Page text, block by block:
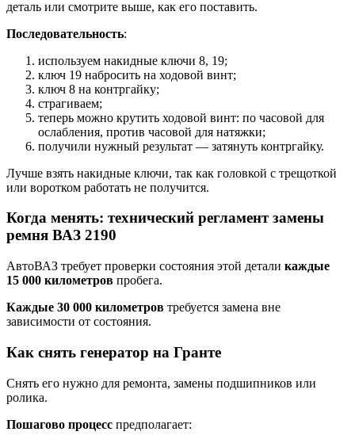
деталь или смотрите выше, как его поставить.
Последовательность:
используем накидные ключи 8, 19;
ключ 19 набросить на ходовой винт;
ключ 8 на контргайку;
страгиваем;
теперь можно крутить ходовой винт: по часовой для
ослабления, против часовой для натяжки;
получили нужный результат — затянуть контргайку.
Лучше взять накидные ключи, так как головкой с трещоткой
или воротком работать не получится.
Когда менять: технический регламент замены
ремня ВАЗ 2190
АвтоВАЗ требует проверки состояния этой детали каждые
15 000 километров пробега.
Каждые 30 000 километров требуется замена вне
зависимости от состояния.
Как снять генератор на Гранте
Снять его нужно для ремонта, замены подшипников или
ролика.
Пошагово процесс предполагает: